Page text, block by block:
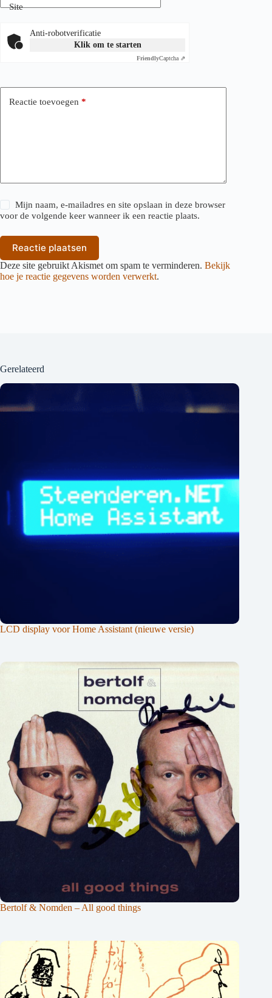
Site
Anti-robotverificatie
Klik om te starten
FriendlyCaptcha ⇗
Reactie toevoegen *
Mijn naam, e-mailadres en site opslaan in deze browser
voor de volgende keer wanneer ik een reactie plaats.
Reactie plaatsen
Deze site gebruikt Akismet om spam te verminderen. Bekijk
hoe je reactie gegevens worden verwerkt.
Gerelateerd
LCD display voor Home Assistant (nieuwe versie)
Bertolf & Nomden – All good things